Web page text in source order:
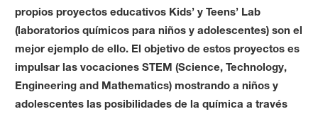
propios proyectos educativos Kids’ y Teens’ Lab
(laboratorios químicos para niños y adolescentes) son el
mejor ejemplo de ello. El objetivo de estos proyectos es
impulsar las vocaciones STEM (Science, Technology,
Engineering and Mathematics) mostrando a niños y
adolescentes las posibilidades de la química a través